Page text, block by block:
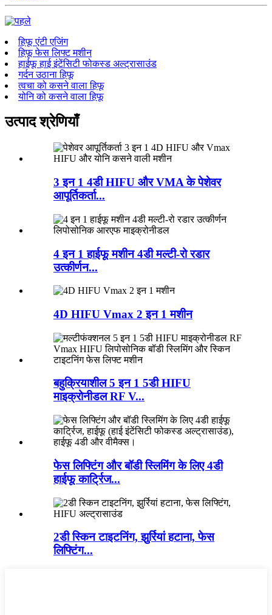
हिफू एंटी एजिंग
हिफू फेस लिफ्ट मशीन
हाईफू हाई इंटेंसिटी फोकस्ड अल्ट्रासाउंड
गर्दन उठाना हिफू
त्वचा को कसने वाला हिफू
योनि को कसने वाला हिफू
उत्पाद श्रेणियाँ
3 इन 1 4डी HIFU और VMA के पेशेवर
आपूर्तिकर्ता...
4 इन 1 हाईफू मशीन 4डी मल्टी-रो रडार
उत्कीर्णन...
4D HIFU Vmax 2 इन 1 मशीन
बहुक्रियाशील 5 इन 1 5डी HIFU
माइक्रोनीडल RF V...
फेस लिफ्टिंग और बॉडी स्लिमिंग के लिए 4डी
हाईफू कार्ट्रिज...
2डी स्किन टाइटनिंग, झुर्रियां हटाना, फेस
लिफ्टिंग...